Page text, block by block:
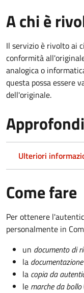
A chi è
Il servizio è rivolto ai
conformità
analogica o
questa possa essere
dell'originale.
Ulteriori
Come fare
Per ottenere
personalmente in
un documento di
la
la copia da
le marche da bollo